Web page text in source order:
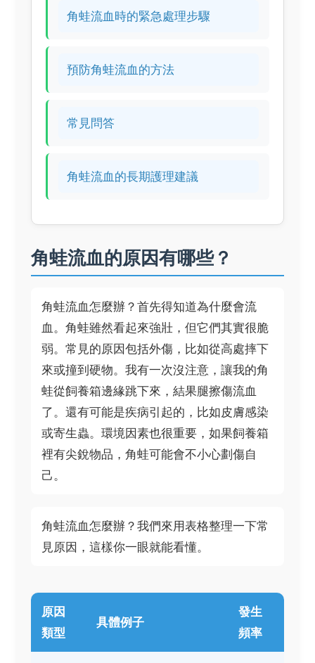
角蛙流血時的緊急處理步驟
預防角蛙流血的方法
常見問答
角蛙流血的長期護理建議
角蛙流血的原因有哪些？
角蛙流血怎麼辦？首先得知道為什麼會流
血。角蛙雖然看起來強壯，但它們其實很脆
弱。常見的原因包括外傷，比如從高處摔下
來或撞到硬物。我有一次沒注意，讓我的角
蛙從飼養箱邊緣跳下來，結果腿擦傷流血
了。還有可能是疾病引起的，比如皮膚感染
或寄生蟲。環境因素也很重要，如果飼養箱
裡有尖銳物品，角蛙可能會不小心劃傷自
己。
角蛙流血怎麼辦？我們來用表格整理一下常
見原因，這樣你一眼就能看懂。
原因
類型
具體例子
發生
頻率